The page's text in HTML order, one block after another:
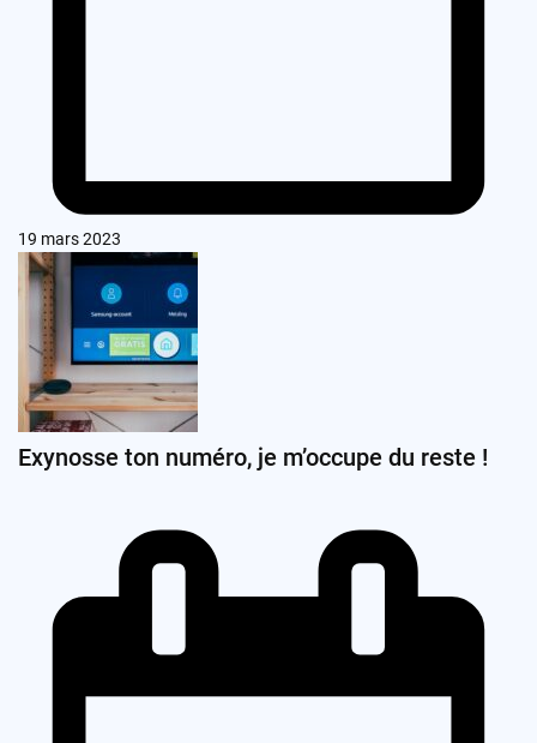
19 mars 2023
Exynosse ton numéro, je m’occupe du reste !